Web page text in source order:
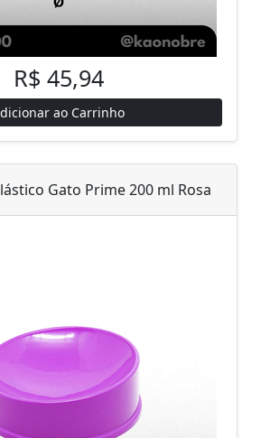
R$ 45,94
ao Carrinho
Gato Prime 200 ml Rosa